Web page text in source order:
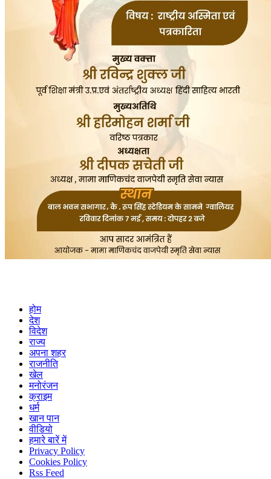
होम
देश
विदेश
राज्य
अपना शहर
राजनीति
खेल
मनोरंजन
क्राइम
धर्म
खान पान
वीडियो
हमारे बारें में
Privacy Policy
Cookies Policy
Rss Feed